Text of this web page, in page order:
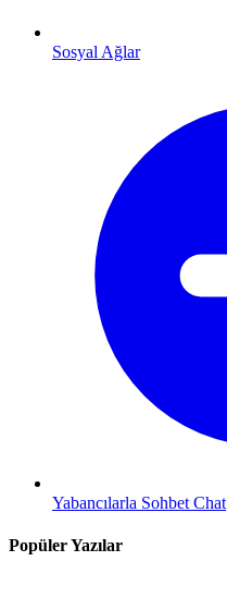
Sosyal Ağlar
Yabancılarla Sohbet Chat
Popüler Yazılar